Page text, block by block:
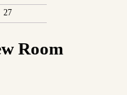
27
Room